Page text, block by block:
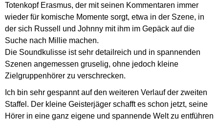
Totenkopf Erasmus, der mit seinen Kommentaren immer
wieder für komische Momente sorgt, etwa in der Szene, in
der sich Russell und Johnny mit ihm im Gepäck auf die
Suche nach Millie machen.
Die Soundkulisse ist sehr detailreich und in spannenden
Szenen angemessen gruselig, ohne jedoch kleine
Zielgruppenhörer zu verschrecken.
Ich bin sehr gespannt auf den weiteren Verlauf der zweiten
Staffel. Der kleine Geisterjäger schafft es schon jetzt, seine
Hörer in eine ganz eigene und spannende Welt zu entführen